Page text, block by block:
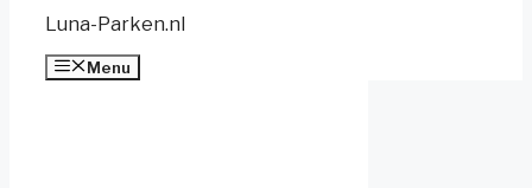
Luna-Parken.nl
Menu